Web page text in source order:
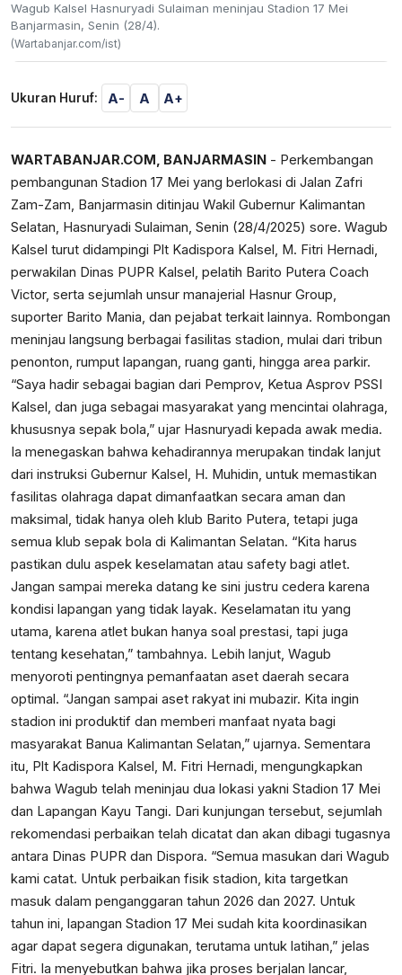
Wagub Kalsel Hasnuryadi Sulaiman meninjau Stadion 17 Mei
Banjarmasin, Senin (28/4).
(Wartabanjar.com/ist)
Ukuran Huruf: A- A A+
WARTABANJAR.COM, BANJARMASIN - Perkembangan
pembangunan Stadion 17 Mei yang berlokasi di Jalan Zafri
Zam-Zam, Banjarmasin ditinjau Wakil Gubernur Kalimantan
Selatan, Hasnuryadi Sulaiman, Senin (28/4/2025) sore. Wagub
Kalsel turut didampingi Plt Kadispora Kalsel, M. Fitri Hernadi,
perwakilan Dinas PUPR Kalsel, pelatih Barito Putera Coach
Victor, serta sejumlah unsur manajerial Hasnur Group,
suporter Barito Mania, dan pejabat terkait lainnya. Rombongan
meninjau langsung berbagai fasilitas stadion, mulai dari tribun
penonton, rumput lapangan, ruang ganti, hingga area parkir.
“Saya hadir sebagai bagian dari Pemprov, Ketua Asprov PSSI
Kalsel, dan juga sebagai masyarakat yang mencintai olahraga,
khususnya sepak bola,” ujar Hasnuryadi kepada awak media.
Ia menegaskan bahwa kehadirannya merupakan tindak lanjut
dari instruksi Gubernur Kalsel, H. Muhidin, untuk memastikan
fasilitas olahraga dapat dimanfaatkan secara aman dan
maksimal, tidak hanya oleh klub Barito Putera, tetapi juga
semua klub sepak bola di Kalimantan Selatan. “Kita harus
pastikan dulu aspek keselamatan atau safety bagi atlet.
Jangan sampai mereka datang ke sini justru cedera karena
kondisi lapangan yang tidak layak. Keselamatan itu yang
utama, karena atlet bukan hanya soal prestasi, tapi juga
tentang kesehatan,” tambahnya. Lebih lanjut, Wagub
menyoroti pentingnya pemanfaatan aset daerah secara
optimal. “Jangan sampai aset rakyat ini mubazir. Kita ingin
stadion ini produktif dan memberi manfaat nyata bagi
masyarakat Banua Kalimantan Selatan,” ujarnya. Sementara
itu, Plt Kadispora Kalsel, M. Fitri Hernadi, mengungkapkan
bahwa Wagub telah meninjau dua lokasi yakni Stadion 17 Mei
dan Lapangan Kayu Tangi. Dari kunjungan tersebut, sejumlah
rekomendasi perbaikan telah dicatat dan akan dibagi tugasnya
antara Dinas PUPR dan Dispora. “Semua masukan dari Wagub
kami catat. Untuk perbaikan fisik stadion, kita targetkan
masuk dalam penganggaran tahun 2026 dan 2027. Untuk
tahun ini, lapangan Stadion 17 Mei sudah kita koordinasikan
agar dapat segera digunakan, terutama untuk latihan,” jelas
Fitri. Ia menyebutkan bahwa jika proses berjalan lancar,